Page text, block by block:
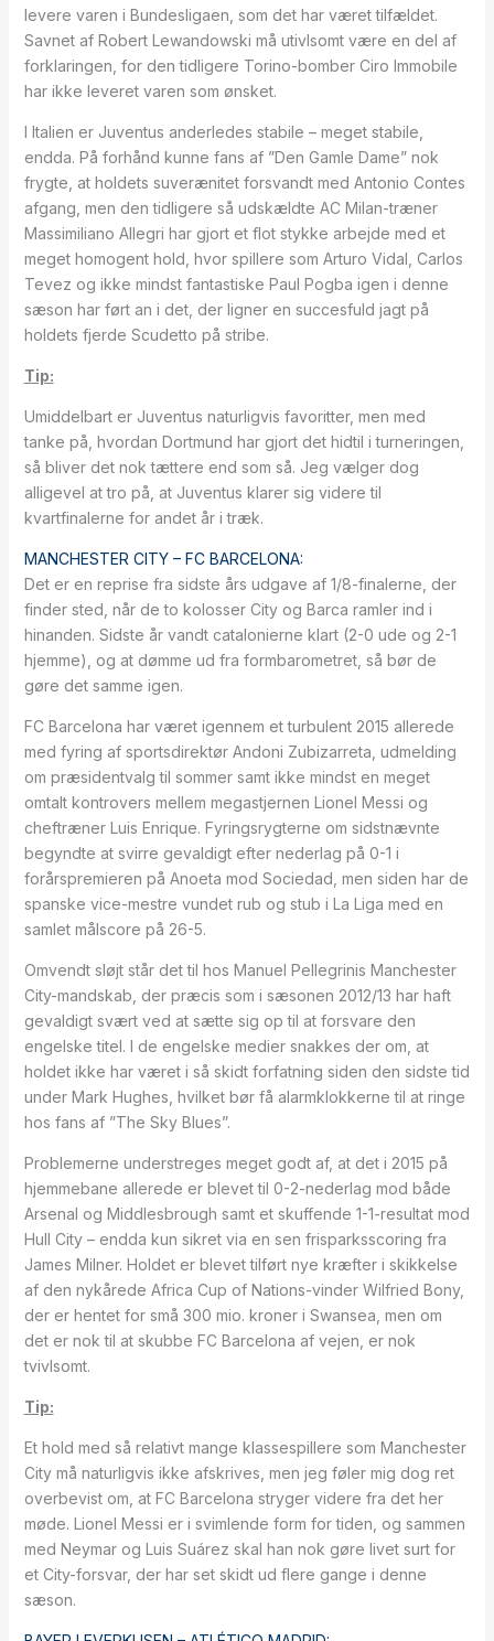
levere varen i Bundesligaen, som det har været tilfældet.
Savnet af Robert Lewandowski må utivlsomt være en del af
forklaringen, for den tidligere Torino-bomber Ciro Immobile
har ikke leveret varen som ønsket.
I Italien er Juventus anderledes stabile – meget stabile,
endda. På forhånd kunne fans af ”Den Gamle Dame” nok
frygte, at holdets suverænitet forsvandt med Antonio Contes
afgang, men den tidligere så udskældte AC Milan-træner
Massimiliano Allegri har gjort et flot stykke arbejde med et
meget homogent hold, hvor spillere som Arturo Vidal, Carlos
Tevez og ikke mindst fantastiske Paul Pogba igen i denne
sæson har ført an i det, der ligner en succesfuld jagt på
holdets fjerde Scudetto på stribe.
Tip:
Umiddelbart er Juventus naturligvis favoritter, men med
tanke på, hvordan Dortmund har gjort det hidtil i turneringen,
så bliver det nok tættere end som så. Jeg vælger dog
alligevel at tro på, at Juventus klarer sig videre til
kvartfinalerne for andet år i træk.
MANCHESTER CITY – FC BARCELONA:
Det er en reprise fra sidste års udgave af 1/8-finalerne, der
finder sted, når de to kolosser City og Barca ramler ind i
hinanden. Sidste år vandt catalonierne klart (2-0 ude og 2-1
hjemme), og at dømme ud fra formbarometret, så bør de
gøre det samme igen.
FC Barcelona har været igennem et turbulent 2015 allerede
med fyring af sportsdirektør Andoni Zubizarreta, udmelding
om præsidentvalg til sommer samt ikke mindst en meget
omtalt kontrovers mellem megastjernen Lionel Messi og
cheftræner Luis Enrique. Fyringsrygterne om sidstnævnte
begyndte at svirre gevaldigt efter nederlag på 0-1 i
forårspremieren på Anoeta mod Sociedad, men siden har de
spanske vice-mestre vundet rub og stub i La Liga med en
samlet målscore på 26-5.
Omvendt sløjt står det til hos Manuel Pellegrinis Manchester
City-mandskab, der præcis som i sæsonen 2012/13 har haft
gevaldigt svært ved at sætte sig op til at forsvare den
engelske titel. I de engelske medier snakkes der om, at
holdet ikke har været i så skidt forfatning siden den sidste tid
under Mark Hughes, hvilket bør få alarmklokkerne til at ringe
hos fans af ”The Sky Blues”.
Problemerne understreges meget godt af, at det i 2015 på
hjemmebane allerede er blevet til 0-2-nederlag mod både
Arsenal og Middlesbrough samt et skuffende 1-1-resultat mod
Hull City – endda kun sikret via en sen frisparksscoring fra
James Milner. Holdet er blevet tilført nye kræfter i skikkelse
af den nykårede Africa Cup of Nations-vinder Wilfried Bony,
der er hentet for små 300 mio. kroner i Swansea, men om
det er nok til at skubbe FC Barcelona af vejen, er nok
tvivlsomt.
Tip:
Et hold med så relativt mange klassespillere som Manchester
City må naturligvis ikke afskrives, men jeg føler mig dog ret
overbevist om, at FC Barcelona stryger videre fra det her
møde. Lionel Messi er i svimlende form for tiden, og sammen
med Neymar og Luis Suárez skal han nok gøre livet surt for
et City-forsvar, der har set skidt ud flere gange i denne
sæson.